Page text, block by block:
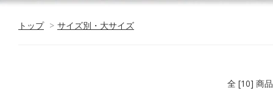
トップ > サイズ別・大サイズ
全 [10] 商